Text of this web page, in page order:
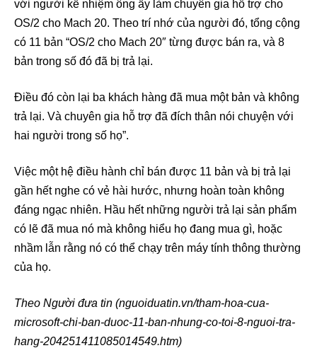
với người kế nhiệm ông ấy làm chuyên gia hỗ trợ cho
OS/2 cho Mach 20. Theo trí nhớ của người đó, tổng cộng
có 11 bản “OS/2 cho Mach 20″ từng được bán ra, và 8
bản trong số đó đã bị trả lại.
Điều đó còn lại ba khách hàng đã mua một bản và không
trả lại. Và chuyên gia hỗ trợ đã đích thân nói chuyện với
hai người trong số họ”.
Việc một hệ điều hành chỉ bán được 11 bản và bị trả lại
gần hết nghe có vẻ hài hước, nhưng hoàn toàn không
đáng ngạc nhiên. Hầu hết những người trả lại sản phẩm
có lẽ đã mua nó mà không hiểu họ đang mua gì, hoặc
nhầm lẫn rằng nó có thể chạy trên máy tính thông thường
của họ.
Theo Người đưa tin (nguoiduatin.vn/tham-hoa-cua-
microsoft-chi-ban-duoc-11-ban-nhung-co-toi-8-nguoi-tra-
hang-204251411085014549.htm)